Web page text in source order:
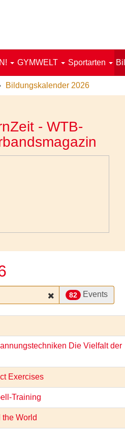
GYMWELT Sportarten
Bildungskalender 2026
- WTB-
82 Events
Die Vielfalt der
Exercises
Training
World